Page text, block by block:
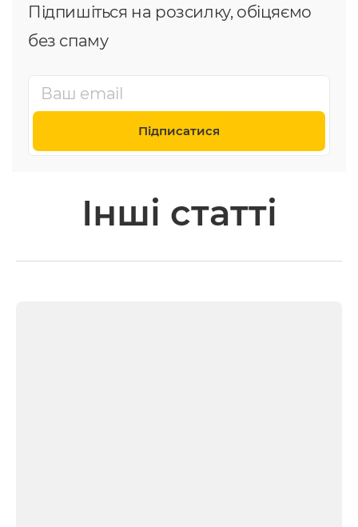
Підпишіться на розсилку, обіцяємо
без спаму
Підписатися
Інші статті